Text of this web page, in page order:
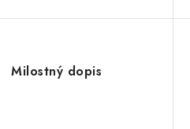
Milostný dopis